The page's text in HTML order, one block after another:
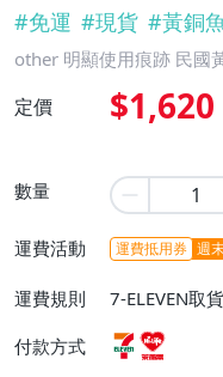
#免運 #現貨 #黃銅
other 明顯使用痕跡 民國
定價 $1,620
數量
運費活動 運費抵用券 週
運費規則
7-ELEVEN取
貨付款【免運
付款方式